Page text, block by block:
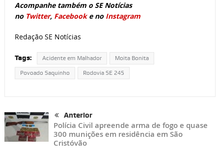
Acompanhe também o SE Notícias
no Twitter, Facebooke no Instagram
Redação SE Notícias
Tags: Acidente em Malhador Moita Bonita
Povoado Saquinho Rodovia SE 245
Anterior
Polícia Civil apreende arma de fogo e quase
300 munições em residência em São
Cristóvão